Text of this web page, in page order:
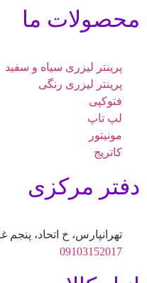
محصولات ما
پرینتر لیزری سیاه و سفید
پرینتر لیزری رنگی
فتوکپی
لپ تاپ
مونیتور
کاتریج
دفتر مرکزی
تهرانپارس، خ اتحاد، پنجم
09103152017